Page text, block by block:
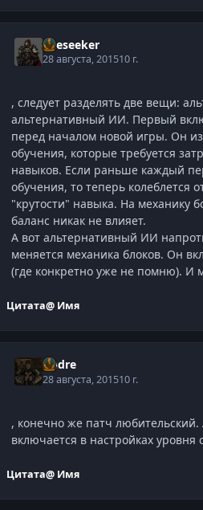
Oreseeker
28 августа, 201510 г.
, следует разделять две вещи:
альтернативный ИИ. Первый
перед началом новой игры. Он
обучения, которые требуется
навыков. Если раньше каждый
обучения, то теперь колеблется
"крутости" навыка. На механику
баланс никак не влияет.
А вот альтернативный ИИ
меняется механика блоков. Он
(где конкретно уже не помню). И
Цитата@ Имя
Andre
28 августа, 201510 г.
, конечно же патч
включается в настройках уровня
Цитата@ Имя